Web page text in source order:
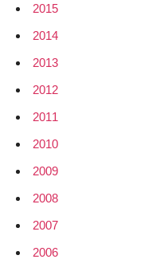
2015
2014
2013
2012
2011
2010
2009
2008
2007
2006